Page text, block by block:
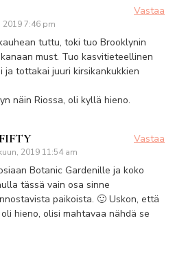
2019 7:46 pm
Vastaa
tuttu, toki tuo Brooklynin
must. Tuo kasvitieteellinen
ja tottakai juuri kirsikankukkien
näin Riossa, oli kyllä hieno.
2019 11:54 am
Vastaa
Botanic Gardenille ja koko
tässä vain osa sinne
paikoista. 🙂 Uskon, että
hieno, olisi mahtavaa nähdä se